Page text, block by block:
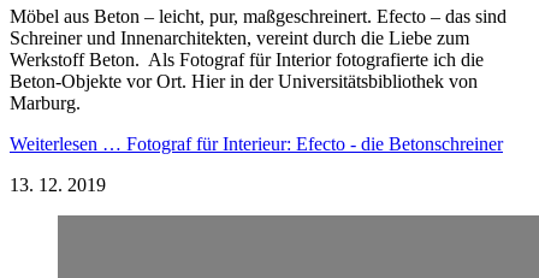
Möbel aus Beton – leicht, pur, maßgeschreinert. Efecto – das sind
Schreiner und Innenarchitekten, vereint durch die Liebe zum
Werkstoff Beton. Als Fotograf für Interior fotografierte ich die
Beton-Objekte vor Ort. Hier in der Universitätsbibliothek von
Marburg.
Weiterlesen … Fotograf für Interieur: Efecto - die Betonschreiner
13. 12. 2019